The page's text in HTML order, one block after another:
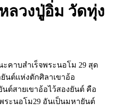
ลวงปู่อิ่ม วัดทุ่ง
คาบสำเร็จพระนอโม 29 สุด
นต์เเห่งตักศิลาเขาอ้อ
ต์สายเขาอ้อไว้สองยันต์ คือ
ระนอโม29 อันเป็นมหายันต์